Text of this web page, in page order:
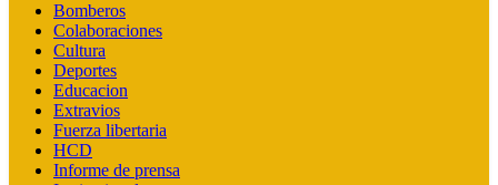
Bomberos
Colaboraciones
Cultura
Deportes
Educacion
Extravios
Fuerza libertaria
HCD
Informe de prensa